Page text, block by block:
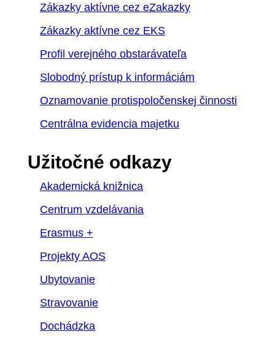
Zákazky aktívne cez eZakazky
Zákazky aktívne cez EKS
Profil verejného obstarávateľa
Slobodný prístup k informáciám
Oznamovanie protispoločenskej činnosti
Centrálna evidencia majetku
Užitočné odkazy
Akademická knižnica
Centrum vzdelávania
Erasmus +
Projekty AOS
Ubytovanie
Stravovanie
Dochádzka